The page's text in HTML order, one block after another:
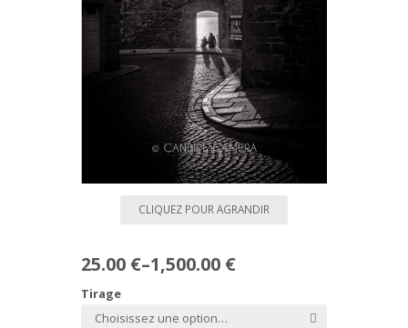
CLIQUEZ POUR AGRANDIR
25.00 €–1,500.00 €
Tirage
Choisissez une option…